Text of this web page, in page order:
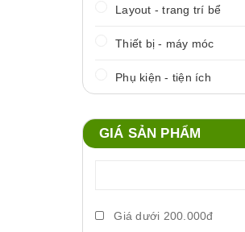
Layout - trang trí bể
Thiết bị - máy móc
Phụ kiện - tiện ích
GIÁ SẢN PHẨM
Giá dưới 200.000đ